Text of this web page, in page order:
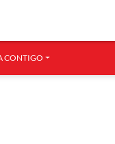
CONTIGO